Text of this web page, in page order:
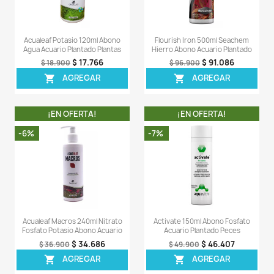
Acualeaf Hierro 120ml Iron Abono
Agua Acuario Plantado
$ 40.900

Acualeaf Forte
$ 131.900
-8%
¡EN OFERTA!
-35%
¡EN
-34%